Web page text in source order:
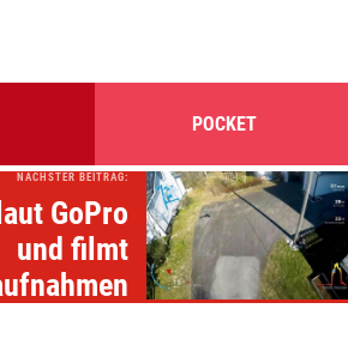
POCKET
NÄCHSTER BEITRAG:
GoPro
und filmt